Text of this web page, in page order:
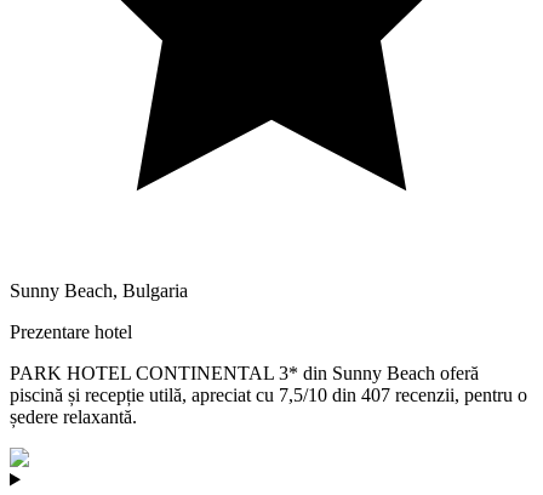
Sunny Beach, Bulgaria
Prezentare hotel
PARK HOTEL CONTINENTAL 3* din Sunny Beach oferă
piscină și recepție utilă, apreciat cu 7,5/10 din 407 recenzii, pentru o
ședere relaxantă.